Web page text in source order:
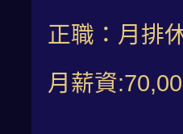
正職：月排
月薪資